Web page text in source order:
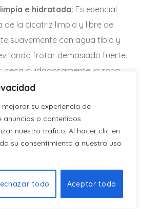
su experiencia de
anuncios o contenidos
nuestro tráfico. Al hacer clic en
su consentimiento a nuestro uso
todo Aceptar todo
e hidratada: Es esencial
de la cicatriz limpia y libre de
suavemente con agua tibia y
frotar demasiado fuerte.
seca cuidadosamente la zona
y suave. Luego, aplica una
por tu médico o
mantener la piel hidratada y
del sol:
y empeorar la
Por eso, es importante
de los rayos solares